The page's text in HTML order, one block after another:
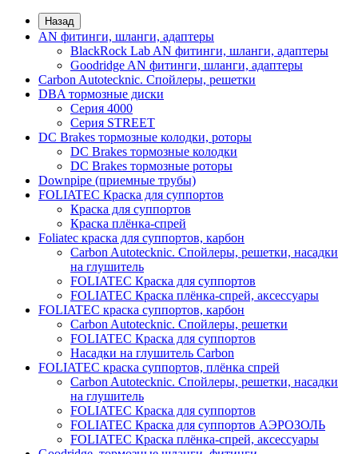
Назад
AN фитинги, шланги, адаптеры
BlackRock Lab AN фитинги, шланги, адаптеры
Goodridge AN фитинги, шланги, адаптеры
Carbon Autotecknic. Спойлеры, решетки
DBA тормозные диски
Серия 4000
Серия STREET
DC Brakes тормозные колодки, роторы
DC Brakes тормозные колодки
DC Brakes тормозные роторы
Downpipe (приемные трубы)
FOLIATEC Краска для суппортов
Краска для суппортов
Краска плёнка-спрей
Foliatec краска для суппортов, карбон
Carbon Autotecknic. Спойлеры, решетки, насадки
на глушитель
FOLIATEC Краска для суппортов
FOLIATEC Краска плёнка-спрей, аксессуары
FOLIATEC краска суппортов, карбон
Carbon Autotecknic. Спойлеры, решетки
FOLIATEC Краска для суппортов
Насадки на глушитель Carbon
FOLIATEC краска суппортов, плёнка спрей
Carbon Autotecknic. Спойлеры, решетки, насадки
на глушитель
FOLIATEC Краска для суппортов
FOLIATEC Краска для суппортов АЭРОЗОЛЬ
FOLIATEC Краска плёнка-спрей, аксессуары